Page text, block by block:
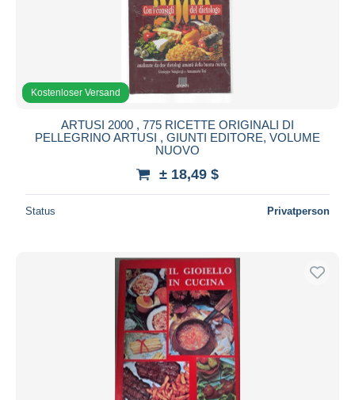
Kostenloser Versand
ARTUSI 2000 , 775 RICETTE ORIGINALI DI
PELLEGRINO ARTUSI , GIUNTI EDITORE, VOLUME
NUOVO
± 18,49 $
Status Privatperson